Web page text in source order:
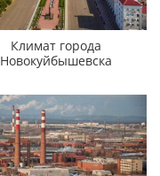
Климат города
Новокуйбышевска